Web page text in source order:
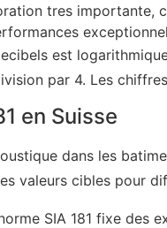
tres importante,
est
par 4. Les
en Suisse
dans les
valeurs cibles pour
SIA 181 fixe des